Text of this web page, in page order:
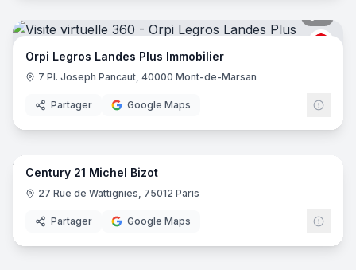
ORPI
Orpi Legros Landes Plus Immobilier
7 Pl. Joseph Pancaut, 40000 Mont-de-Marsan
Partager Google Maps
6
Century 21 Michel Bizot
27 Rue de Wattignies, 75012 Paris
Partager Google Maps
5